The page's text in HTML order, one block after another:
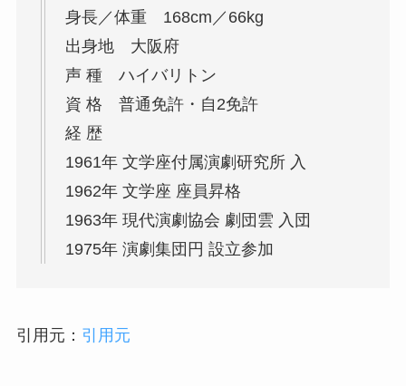
身長／体重 168cm／66kg
出身地 大阪府
声 種 ハイバリトン
資 格 普通免許・自2免許
経 歴
1961年 文学座付属演劇研究所 入
1962年 文学座 座員昇格
1963年 現代演劇協会 劇団雲 入団
1975年 演劇集団円 設立参加
引用元： 引用元